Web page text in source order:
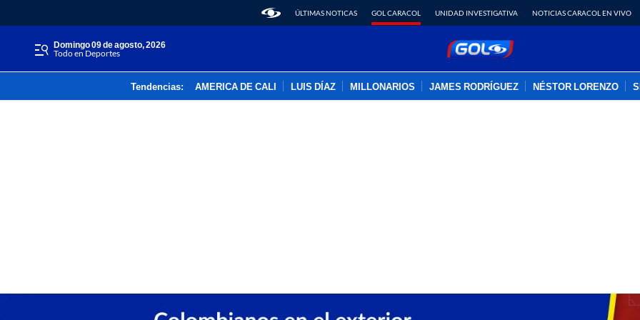
ÚLTIMAS NOTICAS GOL CARACOL UNIDAD INVESTIGATIVA NOTICIAS CARACOL EN VIVO
domingo 09 de agosto, 2026
Todo en Deportes
Tendencias: AMERICA DE CALI LUIS DÍAZ MILLONARIOS JAMES RODRÍGUEZ NÉSTOR LORENZO